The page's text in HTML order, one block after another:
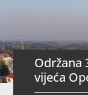
Održana
vijeća